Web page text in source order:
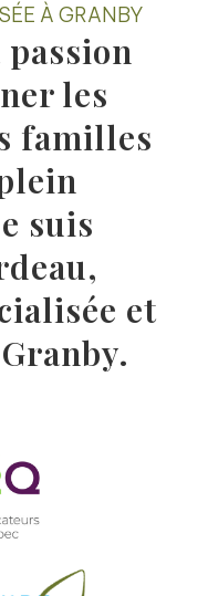
À GRANBY
les
familles
suis
et